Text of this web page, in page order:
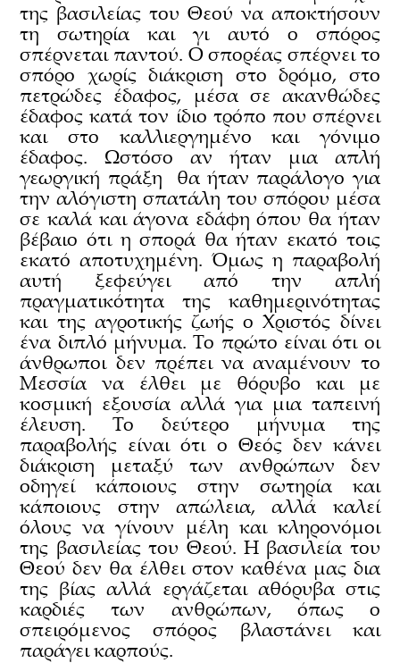
της βασιλείας του Θεού να αποκτήσουν
τη σωτηρία και γι αυτό ο σπόρος
σπέρνεται παντού. Ο σπορέας σπέρνει το
σπόρο χωρίς διάκριση στο δρόμο, στο
πετρώδες έδαφος, μέσα σε ακανθώδες
έδαφος κατά τον ίδιο τρόπο που σπέρνει
και στο καλλιεργημένο και γόνιμο
έδαφος. Ωστόσο αν ήταν μια απλή
γεωργική πράξη θα ήταν παράλογο για
την αλόγιστη σπατάλη του σπόρου μέσα
σε καλά και άγονα εδάφη όπου θα ήταν
βέβαιο ότι η σπορά θα ήταν εκατό τοις
εκατό αποτυχημένη. Όμως η παραβολή
αυτή ξεφεύγει από την απλή
πραγματικότητα της καθημερινότητας
και της αγροτικής ζωής ο Χριστός δίνει
ένα διπλό μήνυμα. Το πρώτο είναι ότι οι
άνθρωποι δεν πρέπει να αναμένουν το
Μεσσία να έλθει με θόρυβο και με
κοσμική εξουσία αλλά για μια ταπεινή
έλευση. Το δεύτερο μήνυμα της
παραβολής είναι ότι ο Θεός δεν κάνει
διάκριση μεταξύ των ανθρώπων δεν
οδηγεί κάποιους στην σωτηρία και
κάποιους στην απώλεια, αλλά καλεί
όλους να γίνουν μέλη και κληρονόμοι
της βασιλείας του Θεού. Η βασιλεία του
Θεού δεν θα έλθει στον καθένα μας δια
της βίας αλλά εργάζεται αθόρυβα στις
καρδιές των ανθρώπων, όπως ο
σπειρόμενος σπόρος βλαστάνει και
παράγει καρπούς.